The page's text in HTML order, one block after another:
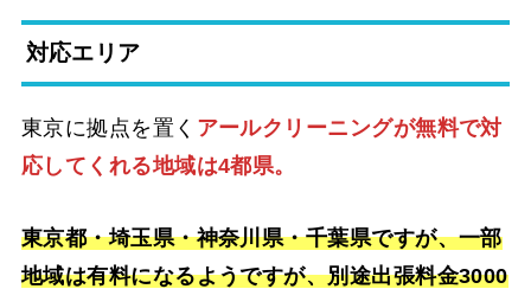
対応エリア
東京に拠点を置く アールクリーニングが無料で対
応してくれる地域は4都県。
東京都・埼玉県・神奈川県・千葉県ですが、一部
地域は有料になるようですが、別途出張料金3000